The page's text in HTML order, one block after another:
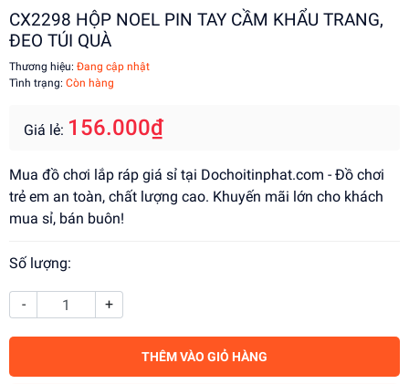
CX2298 HỘP NOEL PIN TAY CẦM KHẨU TRANG,
ĐEO TÚI QUÀ
Thương hiệu: Đang cập nhật
Tình trạng: Còn hàng
Giá lẻ: 156.000₫
Mua đồ chơi lắp ráp giá sỉ tại Dochoitinphat.com - Đồ chơi
trẻ em an toàn, chất lượng cao. Khuyến mãi lớn cho khách
mua sỉ, bán buôn!
Số lượng:
- +
THÊM VÀO GIỎ HÀNG